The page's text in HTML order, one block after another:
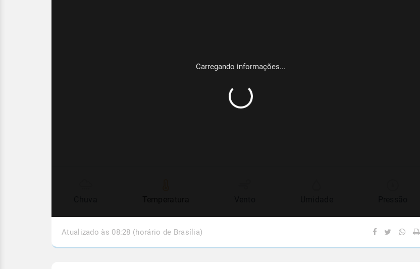
Atualizado às 08:28 (horário de Brasília)